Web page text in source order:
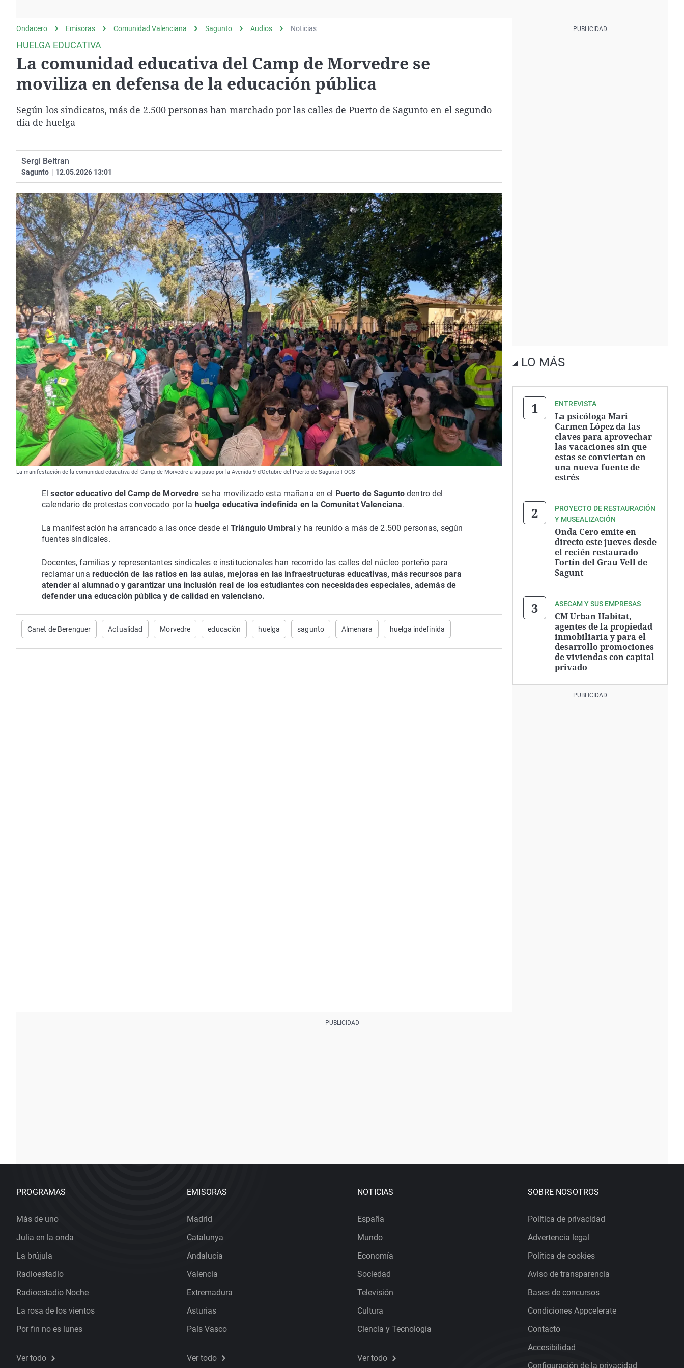
gato
Operación Viuda
Negra
Navarra
Ondacero Emisoras Comunidad Valenciana Sagunto Audios Noticias
HUELGA EDUCATIVA
La comunidad educativa del Camp de Morvedre se
moviliza en defensa de la educación pública
Según los sindicatos, más de 2.500 personas han marchado por las calles de Puerto de Sagunto en el segundo
día de huelga
Sergi Beltran
Sagunto | 12.05.2026 13:01
La manifestación de la comunidad educativa del Camp de Morvedre a su paso por la Avenida 9 d'Octubre del Puerto de Sagunto | OCS
Elsector educativo del Camp de Morvedre se ha movilizado esta mañana en el Puerto de Sagunto dentro del
calendario de protestas convocado por la huelga educativa indefinida en la Comunitat Valenciana.
La manifestación ha arrancado a las once desde el Triángulo Umbraly ha reunido a más de 2.500 personas, según
fuentes sindicales.
Docentes, familias y representantes sindicales e institucionales han recorrido las calles del núcleo porteño para
reclamar una reducción de las ratios en las aulas, mejoras en las infraestructuras educativas, más recursos para
atender al alumnado y garantizar una inclusión real de los estudiantes con necesidades especiales, además de
defender una educación pública y de calidad en valenciano.
Canet de Berenguer Actualidad Morvedre educación huelga sagunto Almenara huelga indefinida
LO MÁS
ENTREVISTA
La psicóloga Mari
Carmen López da las
claves para aprovechar
las vacaciones sin que
estas se conviertan en
una nueva fuente de
estrés
PROYECTO DE RESTAURACIÓN
Y MUSEALIZACIÓN
Onda Cero emite en
directo este jueves desde
el recién restaurado
Fortín del Grau Vell de
Sagunt
ASECAM Y SUS EMPRESAS
CM Urban Habitat,
agentes de la propiedad
inmobiliaria y para el
desarrollo promociones
de viviendas con capital
privado
PROGRAMAS
Más de uno
Julia en la onda
La brújula
Radioestadio
Radioestadio Noche
La rosa de los vientos
Por fin no es lunes
Ver todo
EMISORAS
Madrid
Catalunya
Andalucía
Valencia
Extremadura
Asturias
País Vasco
Ver todo
NOTICIAS
España
Mundo
Economía
Sociedad
Televisión
Cultura
Ciencia y Tecnología
Ver todo
SOBRE NOSOTROS
Política de privacidad
Advertencia legal
Política de cookies
Aviso de transparencia
Bases de concursos
Condiciones Appcelerate
Contacto
Accesibilidad
Configuración de la privacidad